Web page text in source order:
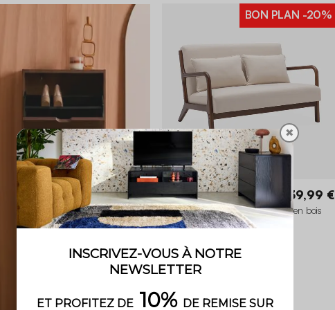
BON PLAN -20%
Lorens 299,99 € 239,99 €
Banquette scandinave 2 places en bois
d'hévéa noyer clair et tissu
✖